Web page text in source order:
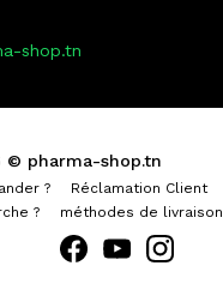
shop.tn
© pharma-shop.tn
?
Réclamation Client
?
méthodes de livraison